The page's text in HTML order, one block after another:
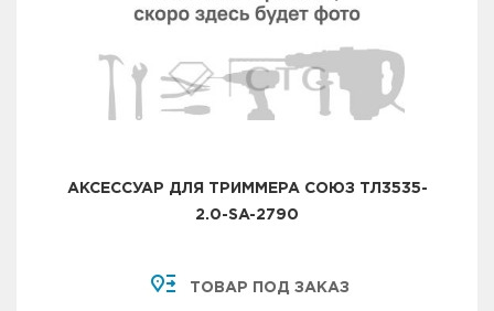
АКСЕССУАР ДЛЯ ТРИММЕРА СОЮЗ ТЛ3535-
2.0-SA-2790
ТОВАР ПОД ЗАКАЗ